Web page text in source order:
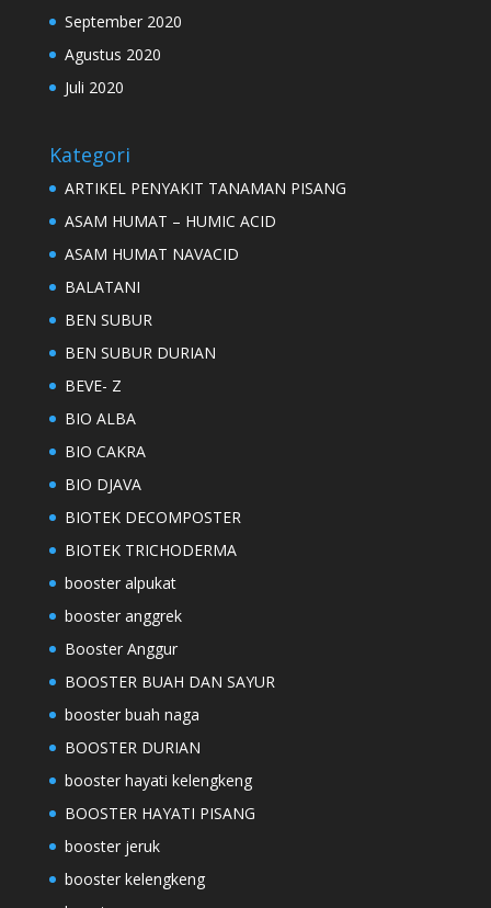
September 2020
Agustus 2020
Juli 2020
Kategori
ARTIKEL PENYAKIT TANAMAN PISANG
ASAM HUMAT – HUMIC ACID
ASAM HUMAT NAVACID
BALATANI
BEN SUBUR
BEN SUBUR DURIAN
BEVE- Z
BIO ALBA
BIO CAKRA
BIO DJAVA
BIOTEK DECOMPOSTER
BIOTEK TRICHODERMA
booster alpukat
booster anggrek
Booster Anggur
BOOSTER BUAH DAN SAYUR
booster buah naga
BOOSTER DURIAN
booster hayati kelengkeng
BOOSTER HAYATI PISANG
booster jeruk
booster kelengkeng